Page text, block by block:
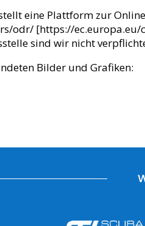
eine Plattform zur
odr/ [https://
sind wir nicht
Bilder und Grafiken: